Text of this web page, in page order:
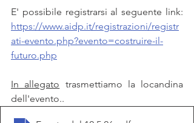
https://www.aidp.it/registrazioni/registr
ati-evento.php?evento=costruire-il-
futuro.php
In allegato trasmettiamo la locandina
dell'evento..